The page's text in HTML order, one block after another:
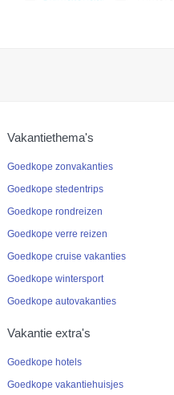
Vakantiethema's
Goedkope zonvakanties
Goedkope stedentrips
Goedkope rondreizen
Goedkope verre reizen
Goedkope cruise vakanties
Goedkope wintersport
Goedkope autovakanties
Vakantie extra's
Goedkope hotels
Goedkope vakantiehuisjes